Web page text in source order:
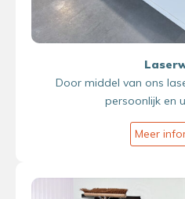
Door middel van ons
persoonlijk en
Meer